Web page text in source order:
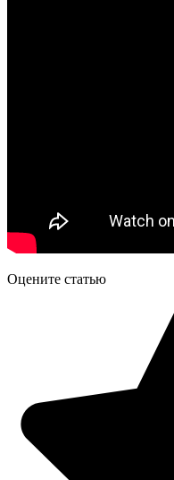
Оцените статью